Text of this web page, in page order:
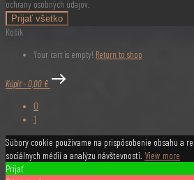
ochrany osobných údajov.
Prijať všetko
Košík
Your cart is empty! Return to shop
Kúpiť-0,00 €
0
1
Súbory cookie používame na prispôsobenie obsahu a
sociálnych médií a analýzu návštevnosti. View more
Prijať